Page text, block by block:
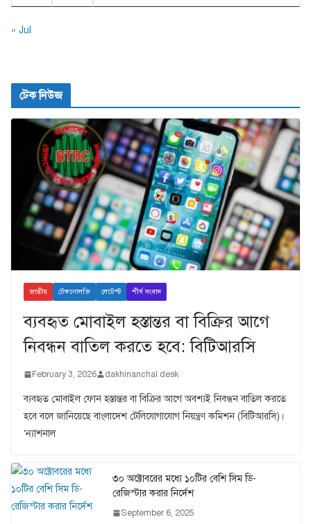
« Jul
টেক নিউজ
জাতীয় টেকনোলজি লেটেস্ট শীর্ষ সংবাদ
ব্যবহৃত মোবাইল হস্তান্তর বা বিক্রির আগে
নিবন্ধন বাতিল করতে হবে: বিটিআরসি
February 3, 2026 dakhinanchal desk
ব্যবহৃত মোবাইল ফোন হস্তান্তর বা বিক্রির আগে অবশ্যই নিবন্ধন বাতিল করতে
হবে বলে জানিয়েছে বাংলাদেশ টেলিযোগাযোগ নিয়ন্ত্রণ কমিশন (বিটিআরসি)।
‘ন্যাশনাল
৩০ অক্টোবরের মধ্যে ১০টির বেশি সিম ডি-
রেজিস্টার করার নির্দেশ
September 6, 2025